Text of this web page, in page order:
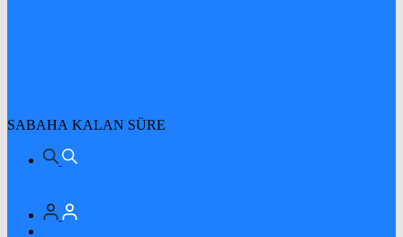
SABAHA KALAN SÜRE